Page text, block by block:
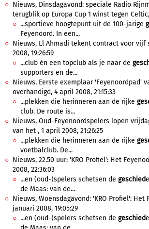
Nieuws, Dinsdagavond: speciale Radio
terugblik op Europa Cup 1 winst tegen
...sportieve hoogtepunt uit de 100-jarige
Feyenoord. In een...
Nieuws, El Ahmadi tekent contract voor vijf
2008, 19:26:59
...club én een topclub als je naar de
supporters en de...
Nieuws, Eerste exemplaar 'Feyenoordpad'
overhandigd, 4 april 2008, 21:15:33
...plekken die herinneren aan de rijke
club. De route is...
Nieuws, Oud-Feyenoordspelers lopen
van het , 1 april 2008, 21:26:25
...plekken die herinneren aan de rijke
voetbalclub. De...
Nieuws, 22.50 uur: 'KRO Profiel': Het
2008, 22:36:03
...en (oud-)spelers schetsen de geschied
de Maas: van de...
Nieuws, Woensdagavond: 'KRO Profiel': Het
januari 2008, 19:05:29
...en (oud-)spelers schetsen de geschied